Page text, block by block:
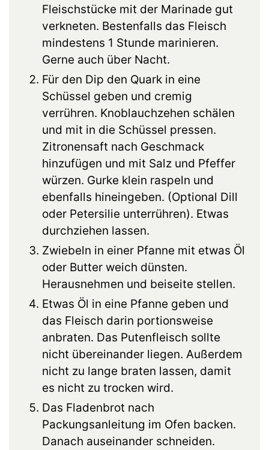
Fleischstücke mit der Marinade gut
verkneten. Bestenfalls das Fleisch
mindestens 1 Stunde marinieren.
Gerne auch über Nacht.
Für den Dip den Quark in eine
Schüssel geben und cremig
verrühren. Knoblauchzehen schälen
und mit in die Schüssel pressen.
Zitronensaft nach Geschmack
hinzufügen und mit Salz und Pfeffer
würzen. Gurke klein raspeln und
ebenfalls hineingeben. (Optional Dill
oder Petersilie unterrühren). Etwas
durchziehen lassen.
Zwiebeln in einer Pfanne mit etwas Öl
oder Butter weich dünsten.
Herausnehmen und beiseite stellen.
Etwas Öl in eine Pfanne geben und
das Fleisch darin portionsweise
anbraten. Das Putenfleisch sollte
nicht übereinander liegen. Außerdem
nicht zu lange braten lassen, damit
es nicht zu trocken wird.
Das Fladenbrot nach
Packungsanleitung im Ofen backen.
Danach auseinander schneiden.